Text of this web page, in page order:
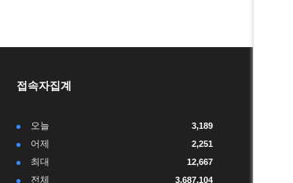
접속자집계
오늘 3,189
어제 2,251
최대 12,667
전체 3,687,104